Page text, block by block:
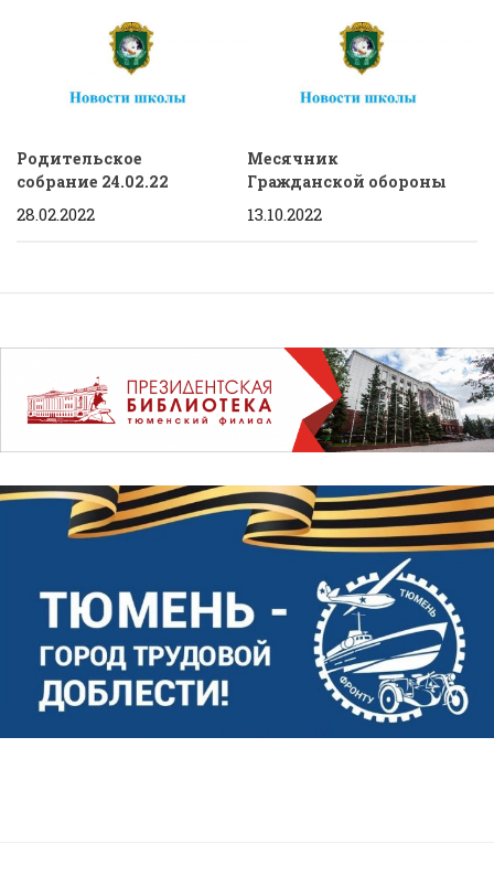
Родительское
собрание 24.02.22
28.02.2022
Месячник
Гражданской обороны
13.10.2022